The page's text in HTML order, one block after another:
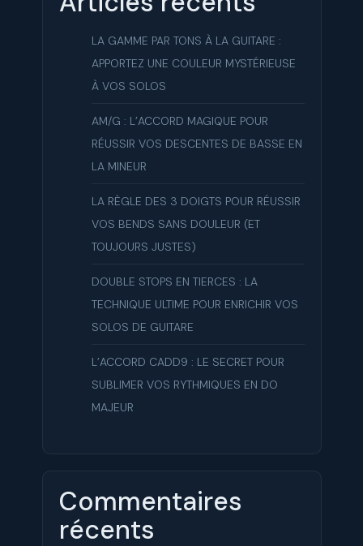
LA GAMME PAR TONS À LA GUITARE :
APPORTEZ UNE COULEUR MYSTÉRIEUSE
À VOS SOLOS
AM/G : L’ACCORD MAGIQUE POUR
RÉUSSIR VOS DESCENTES DE BASSE EN
LA MINEUR
LA RÈGLE DES 3 DOIGTS POUR RÉUSSIR
VOS BENDS SANS DOULEUR (ET
TOUJOURS JUSTES)
DOUBLE STOPS EN TIERCES : LA
TECHNIQUE ULTIME POUR ENRICHIR VOS
SOLOS DE GUITARE
L’ACCORD CADD9 : LE SECRET POUR
SUBLIMER VOS RYTHMIQUES EN DO
MAJEUR
Commentaires
récents